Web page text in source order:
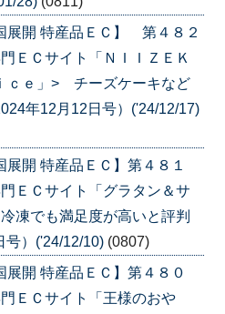
展開 特産品ＥＣ】 第４８２
ＥＣサイト「ＮＩＩＺＥＫ
ｃｅ」> チーズケーキなど
年12月12日号）('24/12/17)
展開 特産品ＥＣ】第４８１
ＥＣサイト「グラタン＆サ
凍でも満足度が高いと評判
号）('24/12/10) (0807)
展開 特産品ＥＣ】第４８０
ＥＣサイト「王様のおや